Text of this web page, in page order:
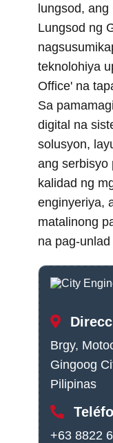
r
lungsod,
Lungsod ng
teknolohiya
Office' na
Sa
digital na
solusyon,
ang serbisyo
kalidad ng
enginyeriya,
matalinong
na pag-
Brgy,
Gingoog
Pilipinas
+63 8822